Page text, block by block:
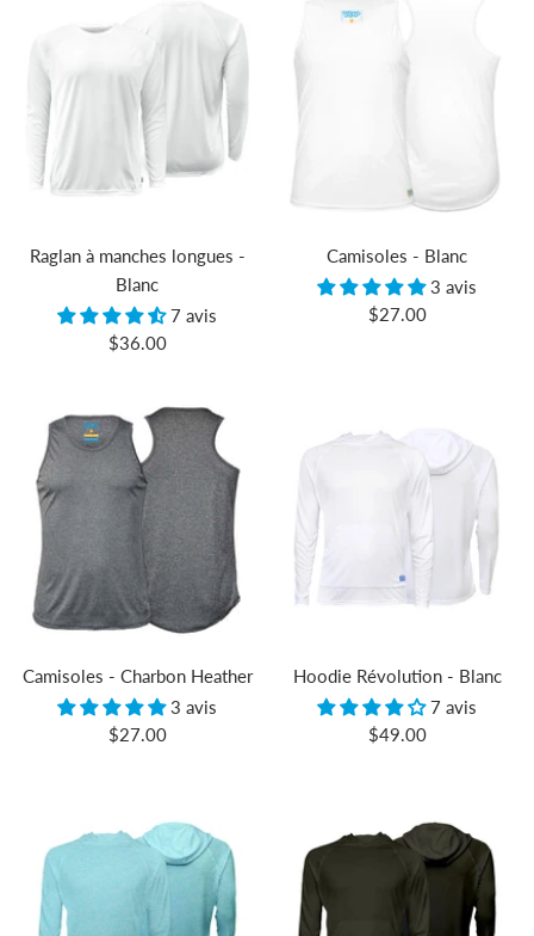
Raglan à manches longues -
Blanc
7 avis
Prix
$36.00
Camisoles - Blanc
3 avis
Prix
$27.00
Camisoles - Charbon Heather
3 avis
Prix
$27.00
Hoodie Révolution - Blanc
7 avis
Prix
$49.00